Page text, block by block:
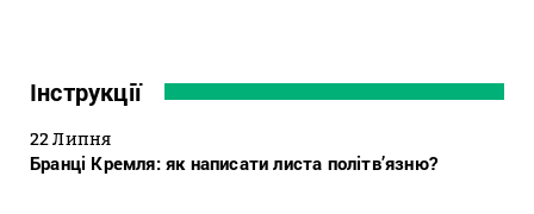
Інструкції
22 Липня
Бранці Кремля: як написати листа політв’язню?